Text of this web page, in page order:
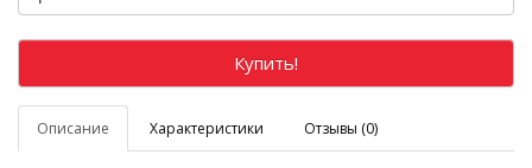
Купить!
Описание Характеристики Отзывы (0)